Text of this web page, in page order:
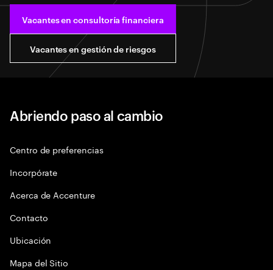
Vacantes en consultoría financiera
Vacantes en gestión de riesgos
Abriendo paso al cambio
Centro de preferencias
Incorpórate
Acerca de Accenture
Contacto
Ubicación
Mapa del Sitio